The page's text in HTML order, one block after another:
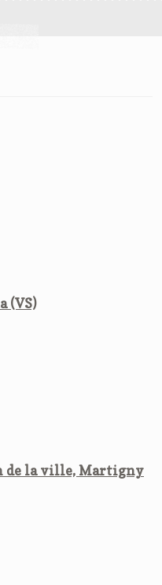
(VS)
de la ville, Martigny